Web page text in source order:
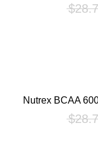
$
Nutrex BCAA
$